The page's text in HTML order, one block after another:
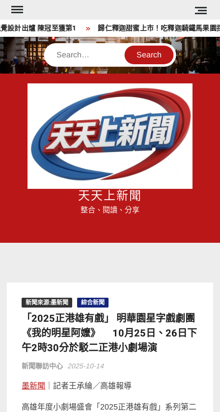
Skip
content
計出爐 陳冠至獲第1 歸仁釋迦甜蜜上市！吃釋迦騎鐵馬果園採
Search
天天上新聞
整合、閱讀、分享
新聞來源:墨新聞 綜合新聞
「2025正港雄有戲」 明華園星字戲劇團
《我的明星阿嬤》 10月25日、26日下
午2時30分於駁二正港小劇場演
新聞聯訪中心 2025-10-14
墨新聞 ｜記者王承綸／高雄報導
高雄年度小劇場盛會「2025正港雄有戲」系列第二